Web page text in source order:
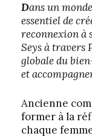
Dans un
essentiel de
reconnexion à
Seys à travers
globale du
et
Ancienne
former à la
chaque